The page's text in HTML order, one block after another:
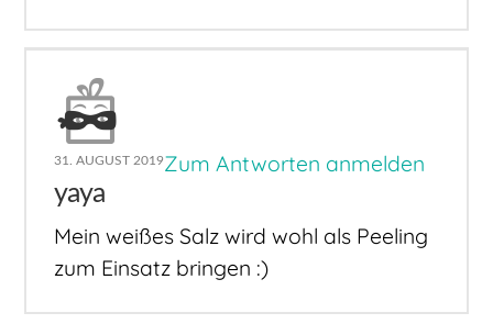
31. AUGUST 2019Zum Antworten anmelden
yaya
Mein weißes Salz wird wohl als Peeling
zum Einsatz bringen :)